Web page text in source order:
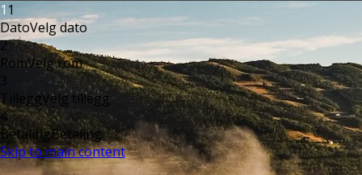
11
DatoVelg dato
2
RomVelg rom
3
TilleggVelg tillegg
4
BetalingBetaling
Skip to main content